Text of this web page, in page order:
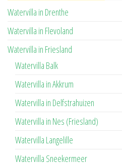
Watervilla in Drenthe
Watervilla in Flevoland
Watervilla in Friesland
Watervilla Balk
Watervilla in Akkrum
Watervilla in Delfstrahuizen
Watervilla in Nes (Friesland)
Watervilla Langelille
Watervilla Sneekermeer